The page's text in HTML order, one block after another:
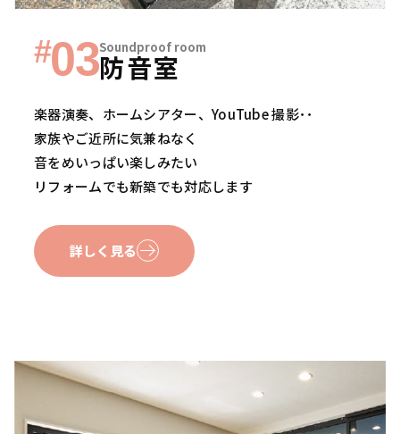
#03防音室
Soundproof room
楽器演奏、ホームシアター、YouTube 撮影･･
家族やご近所に気兼ねなく
音をめいっぱい楽しみたい
リフォームでも新築でも対応します
詳しく見る